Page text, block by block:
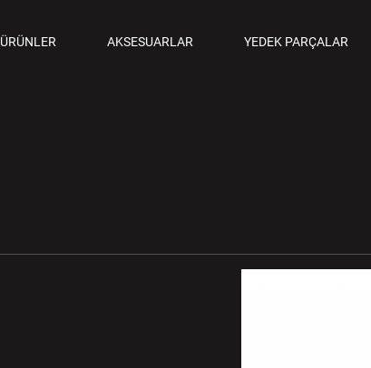
ÜRÜNLER
9 MM TABANCALARAKSESUARLAR YEDEK PARÇALAR